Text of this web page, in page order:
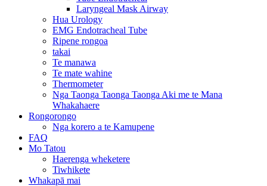
Laryngeal Mask Airway
Hua Urology
EMG Endotracheal Tube
Ripene rongoa
takai
Te manawa
Te mate wahine
Thermometer
Nga Taonga Taonga Taonga Aki me te Mana
Whakahaere
Rongorongo
Nga korero a te Kamupene
FAQ
Mo Tatou
Haerenga wheketere
Tiwhikete
Whakapā mai